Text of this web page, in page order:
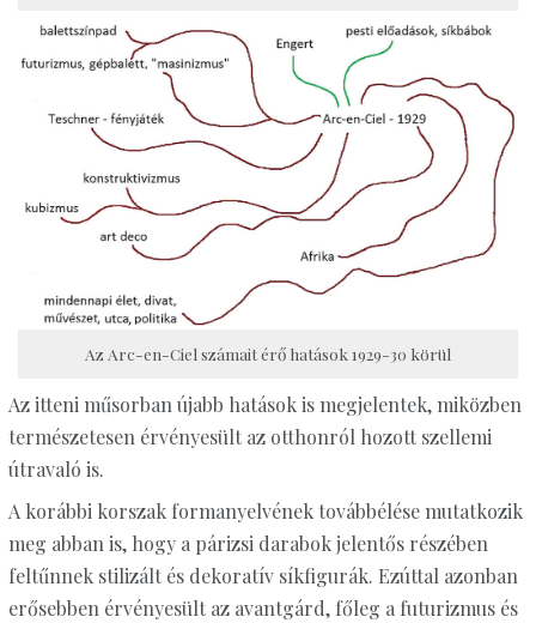
Az Arc-en-Ciel számait érő hatások 1929-30 körül
Az itteni műsorban újabb hatások is megjelentek, miközben
természetesen érvényesült az otthonról hozott szellemi
útravaló is.
A korábbi korszak formanyelvének továbbélése mutatkozik
meg abban is, hogy a párizsi darabok jelentős részében
feltűnnek stilizált és dekoratív síkfigurák. Ezúttal azonban
erősebben érvényesült az avantgárd, főleg a futurizmus és